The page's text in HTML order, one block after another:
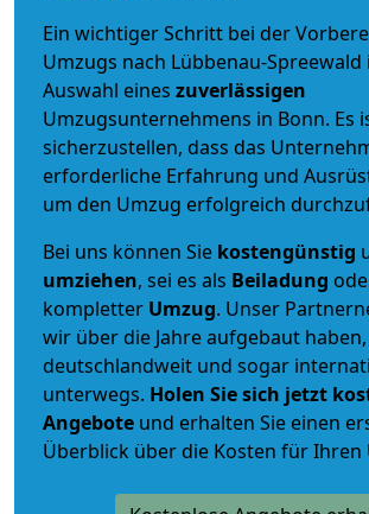
Ein wichtiger Schritt bei der
Umzugs nach Lübbenau-Spreewald
Auswahl eines zuverlässigen
Umzugsunternehmens in Bonn. Es
sicherzustellen, dass das
erforderliche Erfahrung und
um den Umzug erfolgreich
Bei uns können Sie kostengünstig
umziehen, sei es als Beiladung
kompletter Umzug. Unser
wir über die Jahre aufgebaut
deutschlandweit und sogar
unterwegs. Holen Sie sich jetzt
Angebote und erhalten Sie einen
Überblick über die Kosten für Ihren